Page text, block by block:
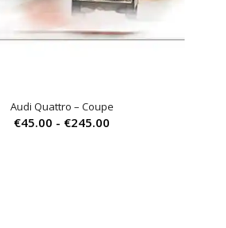
Audi Quattro – Coupe
€45.00 - €245.00